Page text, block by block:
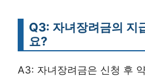
Q3: 자녀장려금의 지
요?
A3: 자녀장려금은 신청 후